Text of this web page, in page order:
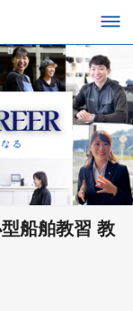
船舶教習 教